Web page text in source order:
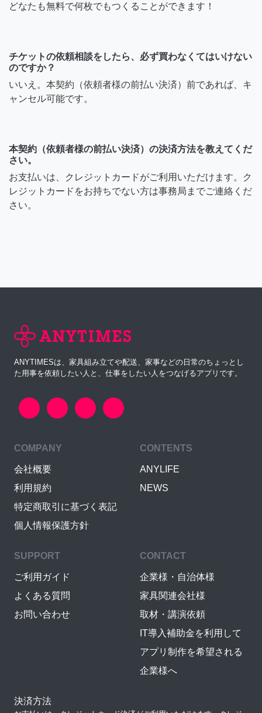
どなたも無料で何枚でもつくることができます！
チケットの依頼相談をしたら、必ず買わなくてはいけない
のですか？
いいえ。本契約（依頼者様の前払い決済）前であれば、キ
ャンセル可能です。
本契約（依頼者様の前払い決済）の決済方法を教えてくだ
さい。
お支払いは、クレジットカードがご利用いただけます。ク
レジットカードをお持ちでない方は事務局までご連絡くだ
さい。
ANYTIMESは、家具組み立てや配送、家事などの日常のちょっとし
た用事を依頼したい人と、仕事をしたい人をつなげるアプリです。
COMPANY
会社概要
利用規約
特定商取引に基づく表記
個人情報保護方針
CONTENTS
ANYLIFE
NEWS
SUPPORT
ご利用ガイド
よくある質問
お問い合わせ
CONTACT
企業様・自治体様
家具関連会社様
取材・講演依頼
IT導入補助金を利用して
アプリ制作を希望される
企業様へ
決済方法